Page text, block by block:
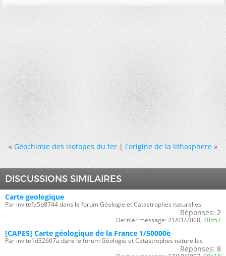
« Géochimie des isotopes du fer|l'origine de la lithosphere »
DISCUSSIONS SIMILAIRES
Carte geologique
Par invitefa5b8744 dans le forum Géologie et Catastrophes naturelles
Réponses: 2
Dernier message: 21/01/2008, 20h57
[CAPES] Carte géologique de la France 1/50000è
Par invite1d32607a dans le forum Géologie et Catastrophes naturelles
Réponses: 8